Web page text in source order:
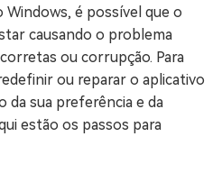
é possível que o
causando o problema
ou corrupção. Para
ou reparar o aplicativo
da sua preferência e da
estão os passos para